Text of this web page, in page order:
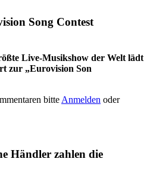
Song Contest
Live-Musikshow der Welt lädt
zur „Eurovision Son
bitte Anmelden oder
Händler zahlen die